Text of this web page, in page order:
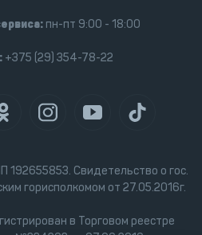
192655853. Свидетельство о гос.
горисполкомом от 27.05.2016г.
в Торговом реестре
пн-пт 9:00 - 18:00
+375 (29) 354-78-22